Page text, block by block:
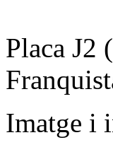
Placa J2
Imatge i